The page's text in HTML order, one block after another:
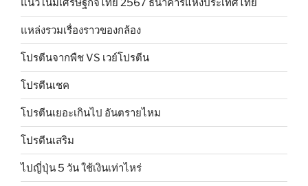
แนวโน้มเศรษฐกิจไทย 2567 ธนาคารแห่งประเทศไทย
แหล่งรวมเรื่องราวของกล้อง
โปรตีนจากพืช VS เวย์โปรตีน
โปรตีนเชค
โปรตีนเยอะเกินไป อันตรายไหม
โปรตีนเสริม
ไปญี่ปุ่น 5 วัน ใช้เงินเท่าไหร่